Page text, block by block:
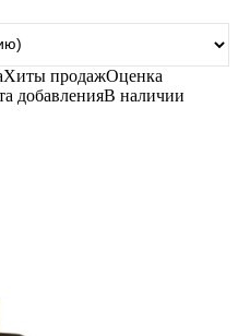
Хиты продажОценка
добавленияВ наличии